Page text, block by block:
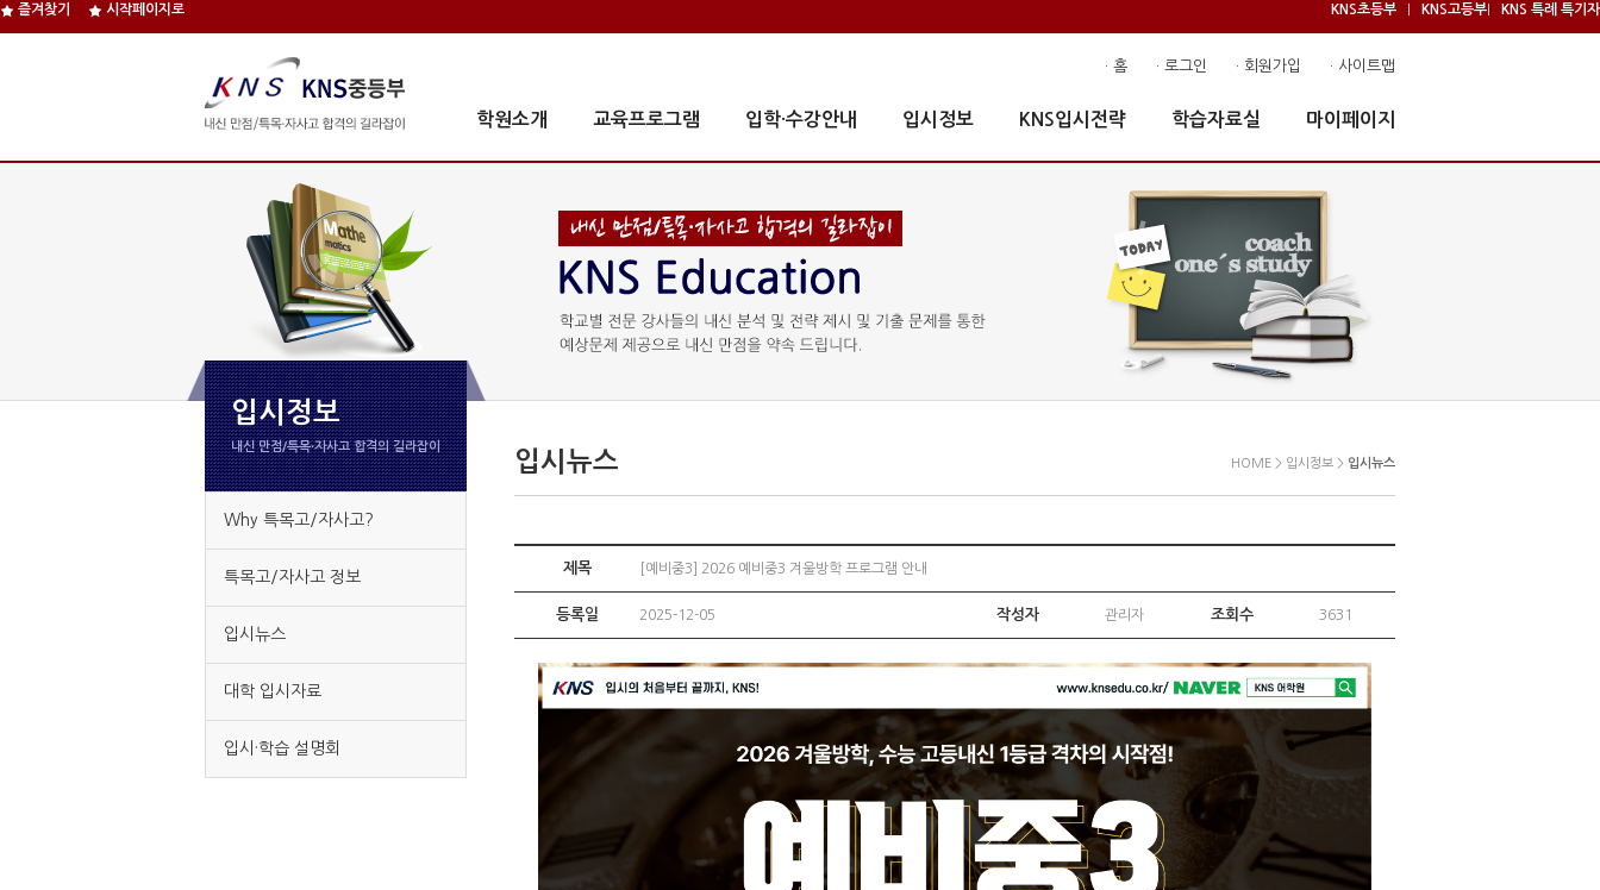
즐겨찾기 시작페이지로 KNS초등부 KNS고등부 KNS 특례 특기자
· 홈 · 로그인 · 회원가입 · 사이트맵
학원소개 교육프로그램 입학·수강안내 입시정보 KNS입시전략 학습자료실 마이페이지
입시정보
내신 만점/특목∙자사고 합격의 길라잡이
Why 특목고/자사고?
특목고/자사고 정보
입시뉴스
대학 입시자료
입시·학습 설명회
입시뉴스 HOME > 입시정보 > 입시뉴스
제목 [예비중3] 2026 예비중3 겨울방학 프로그램 안내
등록일 2025-12-05 작성자 관리자 조회수 3631